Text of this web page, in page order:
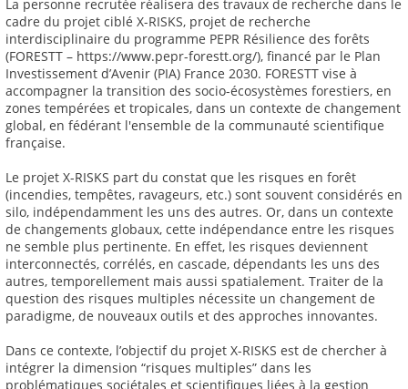
La personne recrutée réalisera des travaux de recherche dans le
cadre du projet ciblé X-RISKS, projet de recherche
interdisciplinaire du programme PEPR Résilience des forêts
(FORESTT – https://www.pepr-forestt.org/), financé par le Plan
Investissement d’Avenir (PIA) France 2030. FORESTT vise à
accompagner la transition des socio-écosystèmes forestiers, en
zones tempérées et tropicales, dans un contexte de changement
global, en fédérant l'ensemble de la communauté scientifique
française.
Le projet X-RISKS part du constat que les risques en forêt
(incendies, tempêtes, ravageurs, etc.) sont souvent considérés en
silo, indépendamment les uns des autres. Or, dans un contexte
de changements globaux, cette indépendance entre les risques
ne semble plus pertinente. En effet, les risques deviennent
interconnectés, corrélés, en cascade, dépendants les uns des
autres, temporellement mais aussi spatialement. Traiter de la
question des risques multiples nécessite un changement de
paradigme, de nouveaux outils et des approches innovantes.
Dans ce contexte, l’objectif du projet X-RISKS est de chercher à
intégrer la dimension “risques multiples” dans les
problématiques sociétales et scientifiques liées à la gestion